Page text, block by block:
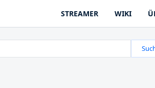
STREAMER WIKI